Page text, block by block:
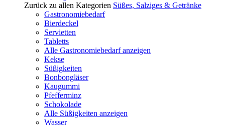
Zurück zu allen Kategorien Süßes, Salziges & Getränke
Gastronomiebedarf
Bierdeckel
Servietten
Tabletts
Alle Gastronomiebedarf anzeigen
Kekse
Süßigkeiten
Bonbongläser
Kaugummi
Pfefferminz
Schokolade
Alle Süßigkeiten anzeigen
Wasser